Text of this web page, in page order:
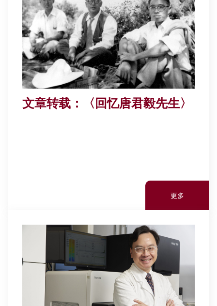
文章转载：〈回忆唐君毅先生〉
更多